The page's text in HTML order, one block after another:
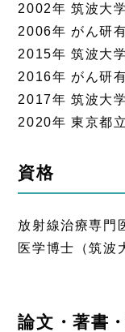
2002年 筑波大
2006年 がん研
2015年 筑波大
2016年 がん研
2017年 筑波大
2020年 東京都
資格
放射線治療専門
医学博士（筑波
論文・著書